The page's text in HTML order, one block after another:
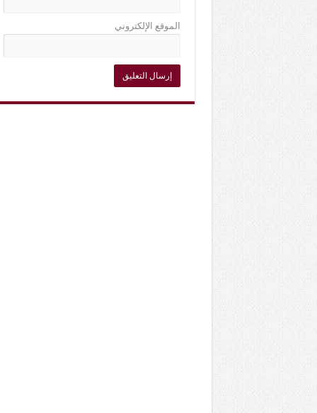
الموقع الإلكتروني